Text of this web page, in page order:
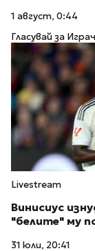
1 август, 0:44
Гласувай за
Livestream
Винисиус
"белите" му
31 юли, 20:41